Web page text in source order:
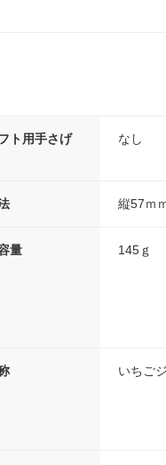
ト用手さげ
なし
縦57ｍ
量 145ｇ
いちご